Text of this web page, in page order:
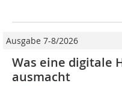
Ausgabe 7-8/2026
Was eine digitale
ausmacht